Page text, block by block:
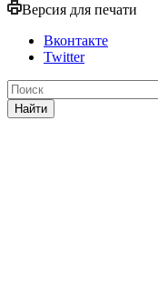
Версия для печати
Вконтакте
Twitter
Найти